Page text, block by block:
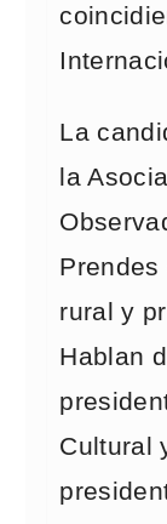
La
la
Prendes
rural y
Hablan
Cultural